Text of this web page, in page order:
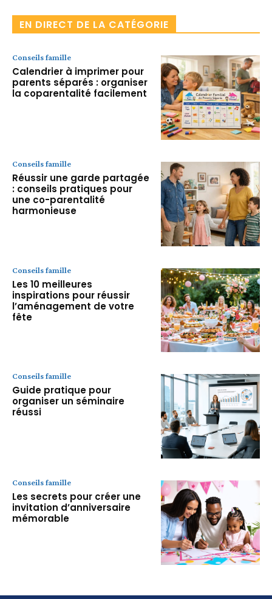
EN DIRECT DE LA CATÉGORIE
Conseils famille
Calendrier à imprimer pour
parents séparés : organiser
la coparentalité facilement
Conseils famille
Réussir une garde partagée
: conseils pratiques pour
une co-parentalité
harmonieuse
Conseils famille
Les 10 meilleures
inspirations pour réussir
l’aménagement de votre
fête
Conseils famille
Guide pratique pour
organiser un séminaire
réussi
Conseils famille
Les secrets pour créer une
invitation d’anniversaire
mémorable